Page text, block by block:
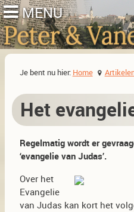
Je bent nu hier: Home
Het
Regelmatig wordt er
‘evangelie van Judas’.
Over het
Evangelie
van Judas kan kort het